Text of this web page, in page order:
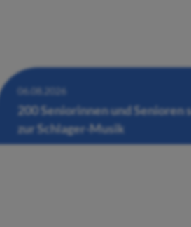
06.08.2026
200 Seniorinnen und Senioren
zur Schlager-Musik